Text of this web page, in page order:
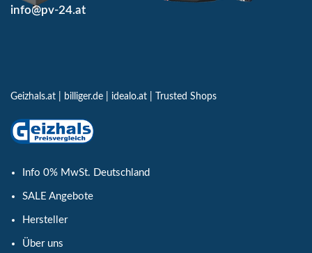
info@pv-24.at
Geizhals.at billiger.de idealo.at Trusted Shops
Info 0% MwSt. Deutschland
SALE Angebote
Hersteller
Über uns